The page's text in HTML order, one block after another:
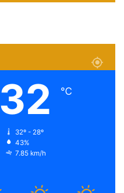
32 ℃
32º - 28º
43%
7.85 km/h